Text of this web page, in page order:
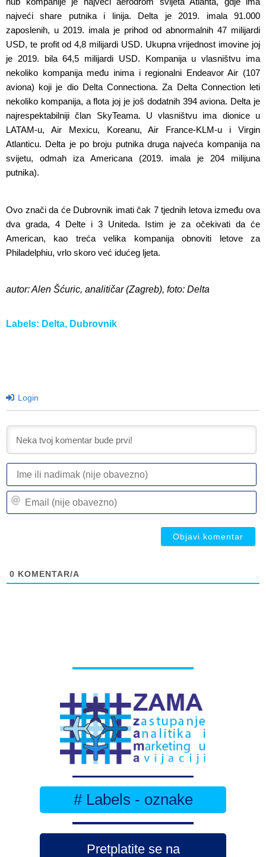
hub kompanije je najveći aerodrom svijeta Atlanta, gdje ima
najveći share putnika i linija. Delta je 2019. imala 91.000
zaposlenih, u 2019. imala je prihod od abnormalnih 47 milijardi
USD, te profit od 4,8 milijardi USD. Ukupna vrijednost imovine joj
je 2019. bila 64,5 milijardi USD. Kompanija u vlasništvu ima
nekoliko kompanija među inima i regionalni Endeavor Air (107
aviona) koji je dio Delta Connectiona. Za Delta Connection leti
nekoliko kompanija, a flota joj je još dodatnih 394 aviona. Delta je
najrespektabilniji član SkyTeama. U vlasništvu ima dionice u
LATAM-u, Air Mexicu, Koreanu, Air France-KLM-u i Virgin
Atlanticu. Delta je po broju putnika druga najveća kompanija na
svijetu, odmah iza Americana (2019. imala je 204 milijuna
putnika).
Ovo znači da će Dubrovnik imati čak 7 tjednih letova između ova
dva grada, 4 Delte i 3 Uniteda. Istim je za očekivati da će
American, kao treća velika kompanija obnoviti letove za
Philadelphiu, vrlo skoro već idućeg ljeta.
autor: Alen Šćuric, analitičar (Zagreb), foto: Delta
Labels: Delta, Dubrovnik
Login
0 KOMENTAR/A
# Labels - oznake
Pretplatite se na